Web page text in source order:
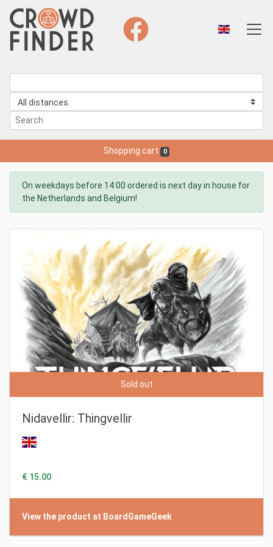
Shopping cart 0
On weekdays before 14:00 ordered is next day in house for
the Netherlands and Belgium!
Sold out
Nidavellir: Thingvellir
€ 15.00
View the product at BoardGameGeek